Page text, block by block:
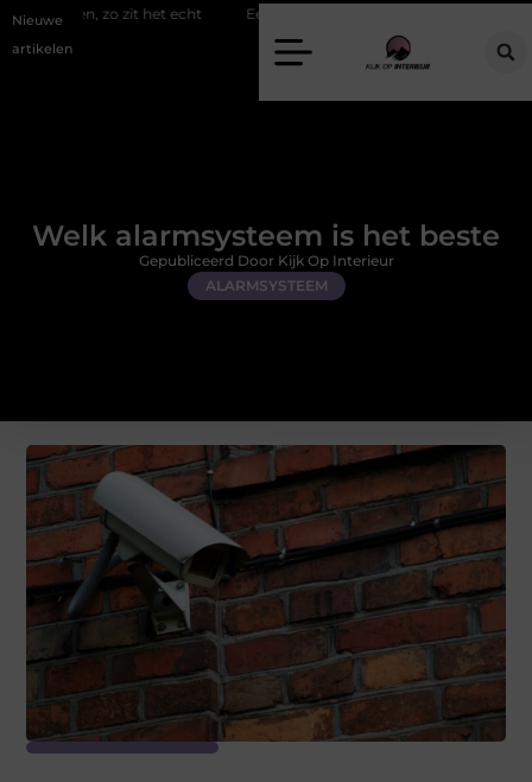
Nieuwe
artikelen
het echt Een energiezuinige hanglamp kopen in Gelderland
Welk alarmsysteem is het beste
ALARMSYSTEEM
Gepubliceerd Door Kijk Op Interieur